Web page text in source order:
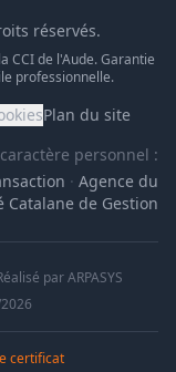
réservés.
CCI de l'Aude. Garantie
professionnelle.
Plan du site
personnel :
· Agence du
Catalane de Gestion
parARPASYS
certificat